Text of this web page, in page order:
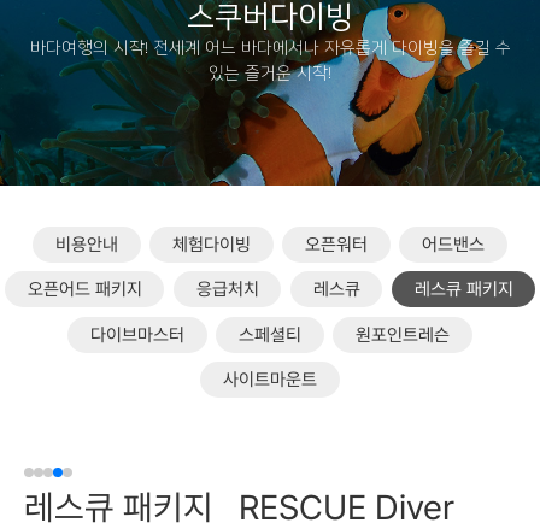
스쿠버다이빙
바다여행의 시작! 전세계 어느 바다에서나 자유롭게 다이빙을 즐길 수
있는 즐거운 시작!
비용안내 체험다이빙 오픈워터 어드밴스
오픈어드 패키지 응급처치 레스큐 레스큐 패키지
다이브마스터 스페셜티 원포인트레슨
사이트마운트
레스큐 패키지 RESCUE Diver